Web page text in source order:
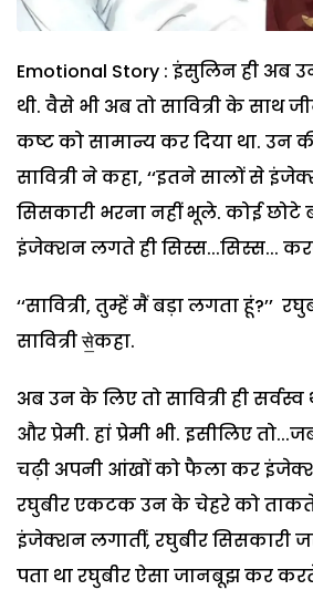
Emotional Story : इंसुलिन ही अब
थी. वैसे भी अब तो सावित्री के साथ
कष्ट को सामान्य कर दिया था. उन
सावित्री ने कहा, ‘‘इतने सालों से
सिसकारी भरना नहीं भूले. कोई छोटे
इंजेक्शन लगते ही सिस्स...सिस्स...
‘‘सावित्री, तुम्हें मैं बड़ा लगता हूं?’’
सावित्री से॒कहा.
अब उन के लिए तो सावित्री ही सर्वस्व
और प्रेमी. हां प्रेमी भी. इसीलिए
चढ़ी अपनी आंखों को फैला कर
रघुबीर एकटक उन के चेहरे को
इंजेक्शन लगातीं, रघुबीर सिसकारी
पता था रघुबीर ऐसा जानबूझ कर